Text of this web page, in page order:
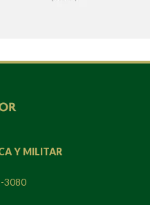
Y MILITAR
3080